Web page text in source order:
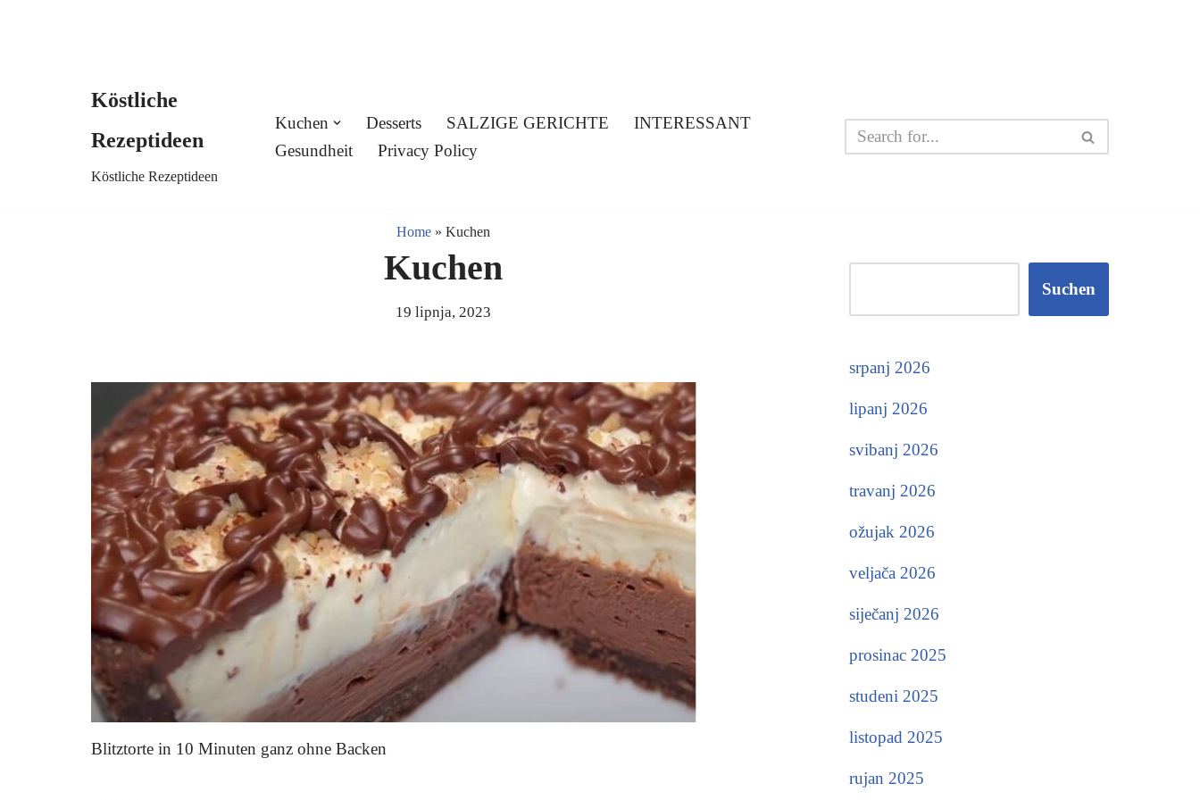
Köstliche
Rezeptideen
Köstliche Rezeptideen
Kuchen Desserts SALZIGE GERICHTE
INTERESSANT
Gesundheit
Privacy Policy
Home » Kuchen
Kuchen
19 lipnja, 2023
Blitztorte in 10 Minuten ganz ohne Backen
Suchen
srpanj 2026
lipanj 2026
svibanj 2026
travanj 2026
ožujak 2026
veljača 2026
siječanj 2026
prosinac 2025
studeni 2025
listopad 2025
rujan 2025